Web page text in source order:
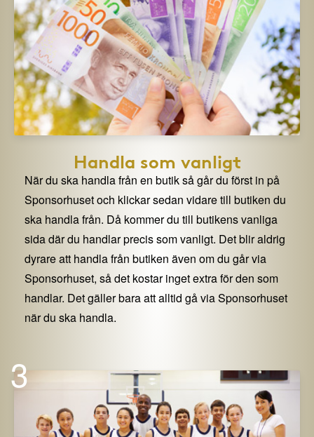
Handla som vanligt
När du ska handla från en butik så går du först in på
Sponsorhuset och klickar sedan vidare till butiken du
ska handla från. Då kommer du till butikens vanliga
sida där du handlar precis som vanligt. Det blir aldrig
dyrare att handla från butiken även om du går via
Sponsorhuset, så det kostar inget extra för den som
handlar. Det gäller bara att alltid gå via Sponsorhuset
när du ska handla.
3